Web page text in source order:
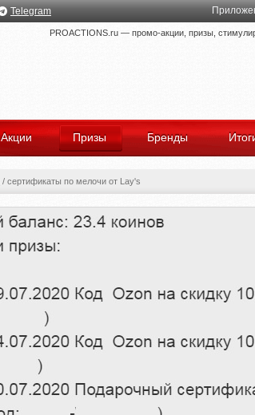
Telegram
PROACTIONS.ru — промо-акции, призы,
Акции Призы Бренды
/ сертификаты по мелочи от Lay's